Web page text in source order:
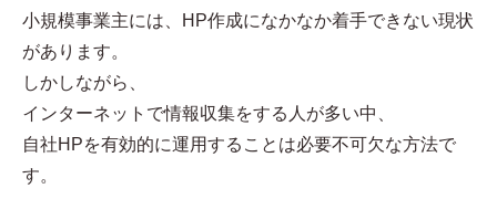
小規模事業主には、HP作成になかなか着手できない現状
があります。
しかしながら、
インターネットで情報収集をする人が多い中、
自社HPを有効的に運用することは必要不可欠な方法で
す。